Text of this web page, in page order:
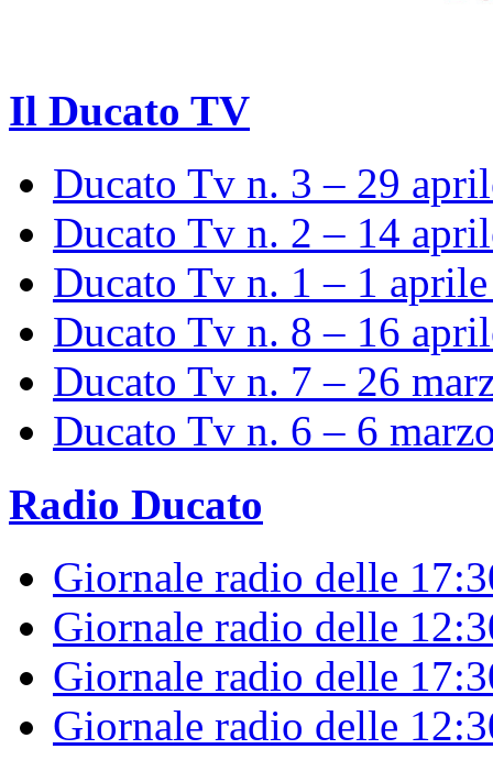
Il Ducato TV
Ducato Tv n. 3 – 29
Ducato Tv n. 2 – 14
Ducato Tv n. 1 – 1
Ducato Tv n. 8 – 16
Ducato Tv n. 7 – 26
Ducato Tv n. 6 – 6
Radio Ducato
Giornale radio delle
Giornale radio delle
Giornale radio delle
Giornale radio delle